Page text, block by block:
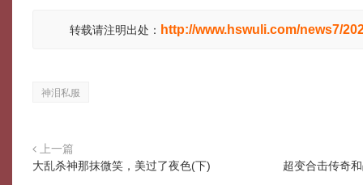
转载请注明出处： http://www.hswuli.com/news7/
神泪私服
上一篇
大乱杀神那抹微笑，美过了夜色(下)
超变合击传奇